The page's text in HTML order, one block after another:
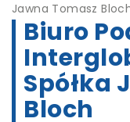
Jawna Tomasz
Biuro
Spółka
Bloch